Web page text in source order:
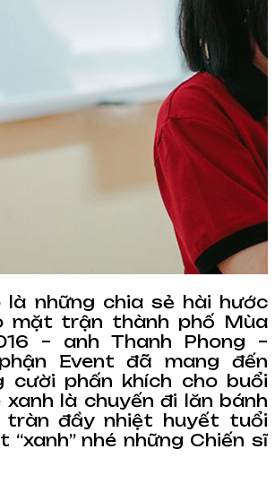
là những chia sẻ hài hước
mặt trận thành phố Mùa
– anh Thanh Phong –
Event đã mang đến
cười phấn khích cho buổi
xanh là chuyến đi lăn bánh
đầy nhiệt huyết tuổi
nhé những Chiến sĩ